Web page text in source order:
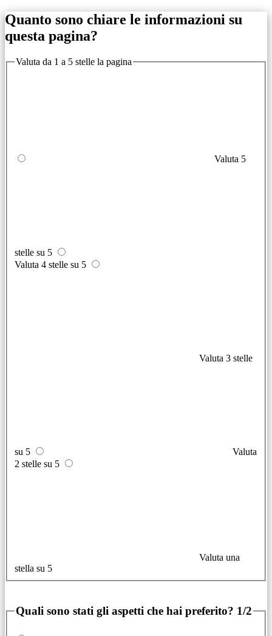
Quanto sono chiare le informazioni su
questa pagina?
Valuta da 1 a 5 stelle la pagina
Valuta 5
stelle su 5
Valuta 4 stelle su 5
Valuta 3 stelle
su 5
Valuta
2 stelle su 5
Valuta una
stella su 5
Quali sono stati gli aspetti che hai preferito? 1/2